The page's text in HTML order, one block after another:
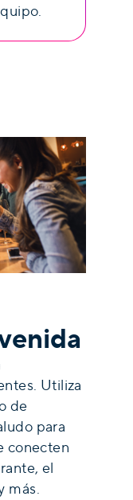
Utiliza
de
para
conecten
el
más.